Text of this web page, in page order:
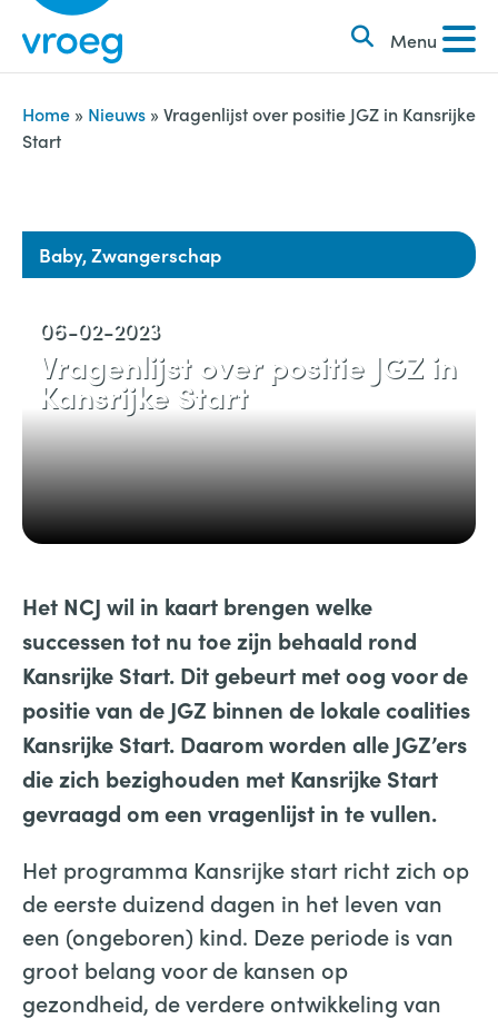
i
Menu
k
e
n
n
:
Home » Nieuws » Vragenlijst over positie JGZ in Kansrijke
Start
Baby, Zwangerschap
06-02-2023
Vragenlijst over positie JGZ in
Kansrijke Start
Het NCJ wil in kaart brengen welke
successen tot nu toe zijn behaald rond
Kansrijke Start. Dit gebeurt met oog voor de
positie van de JGZ binnen de lokale coalities
Kansrijke Start. Daarom worden alle JGZ’ers
die zich bezighouden met Kansrijke Start
gevraagd om een vragenlijst in te vullen.
Het programma Kansrijke start richt zich op
de eerste duizend dagen in het leven van
een (ongeboren) kind. Deze periode is van
groot belang voor de kansen op
gezondheid, de verdere ontwikkeling van